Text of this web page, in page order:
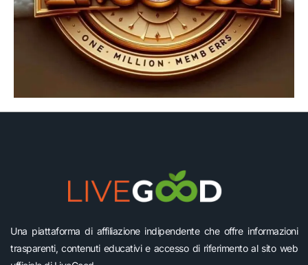
Una piattaforma di affiliazione indipendente che offre informazioni
trasparenti, contenuti educativi e accesso di riferimento al sito web